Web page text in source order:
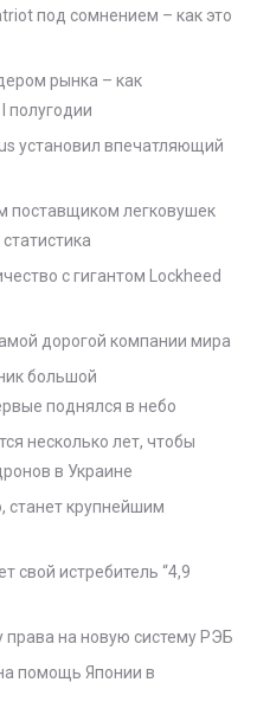
под сомнением – как это
рынка – как
полугодии
установил впечатляющий
поставщиком легковушек
с гигантом Lockheed
дорогой компании мира
большой
поднялся в небо
несколько лет, чтобы
в Украине
станет крупнейшим
свой истребитель “4,9
права на новую систему РЭБ
помощь Японии в